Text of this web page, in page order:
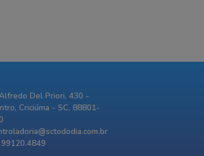
Del Priori, 430 -
Criciúma - SC, 88801-